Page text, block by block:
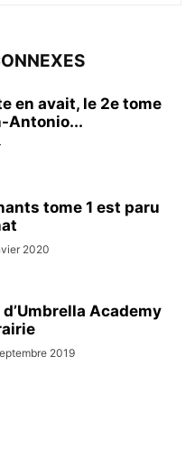
en avait, le 2e tome
Antonio...
tome 1 est paru
2020
Academy
2019